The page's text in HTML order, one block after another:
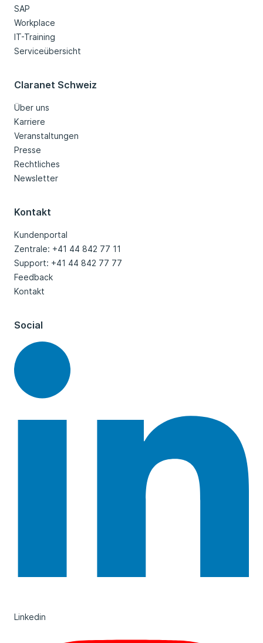
SAP
Workplace
IT-Training
Serviceübersicht
Claranet Schweiz
Über uns
Karriere
Veranstaltungen
Presse
Rechtliches
Newsletter
Kontakt
Kundenportal
Zentrale: +41 44 842 77 11
Support: +41 44 842 77 77
Feedback
Kontakt
Social
Linkedin